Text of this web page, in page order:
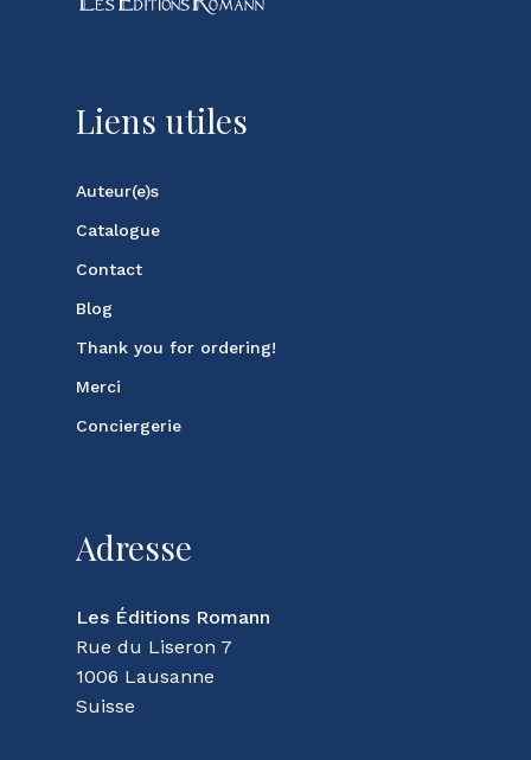
Liens utiles
Auteur(e)s
Catalogue
Contact
Blog
Thank you for ordering!
Merci
Conciergerie
Adresse
Les Éditions Romann
Rue du Liseron 7
1006 Lausanne
Suisse